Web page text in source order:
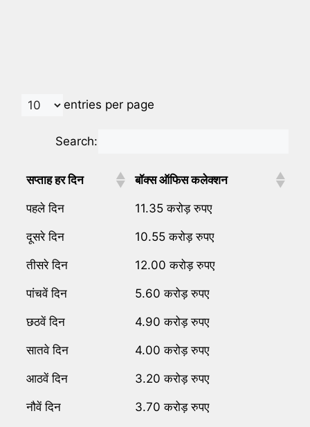
entries per page
Search:
सप्ताह हर दिन बॉक्स ऑफिस कलेक्शन
पहले दिन 11.35 करोड़ रुपए
दूसरे दिन 10.55 करोड़ रुपए
तीसरे दिन 12.00 करोड़ रुपए
पांचवें दिन 5.60 करोड़ रुपए
छठवें दिन 4.90 करोड़ रुपए
सातवे दिन 4.00 करोड़ रुपए
आठवें दिन 3.20 करोड़ रुपए
नौवें दिन 3.70 करोड़ रुपए